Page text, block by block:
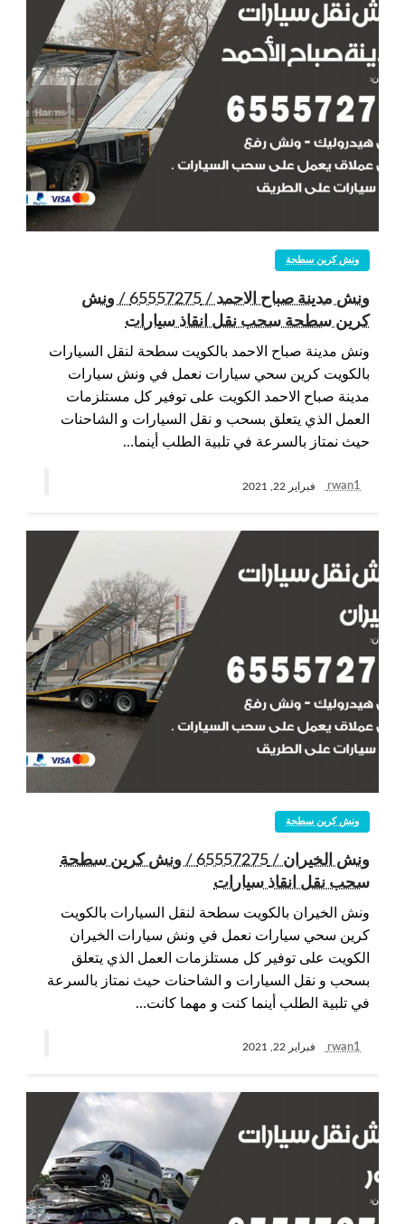
ونش كرين سطحة
ونش مدينة صباح الاحمد / 65557275 / ونش
كرين سطحة سحب نقل انقاذ سيارات
ونش مدينة صباح الاحمد بالكويت سطحة لنقل السيارات
بالكويت كرين سحي سيارات نعمل في ونش سيارات
مدينة صباح الاحمد الكويت على توفير كل مستلزمات
العمل الذي يتعلق بسحب و نقل السيارات و الشاحنات
حيث نمتاز بالسرعة في تلبية الطلب أينما…
rwan1 فبراير 22, 2021
ونش كرين سطحة
ونش الخيران / 65557275 / ونش كرين سطحة
سحب نقل انقاذ سيارات
ونش الخيران بالكويت سطحة لنقل السيارات بالكويت
كرين سحي سيارات نعمل في ونش سيارات الخيران
الكويت على توفير كل مستلزمات العمل الذي يتعلق
بسحب و نقل السيارات و الشاحنات حيث نمتاز بالسرعة
في تلبية الطلب أينما كنت و مهما كانت…
rwan1 فبراير 22, 2021